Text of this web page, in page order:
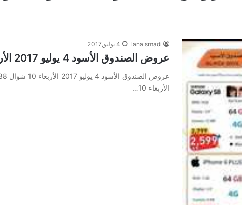
lana smadi 4 يوليو,2017
عروض الصندوق الأسود 4 يوليو 2017 الأربعاء 10 شوال 1438 توفير أكثر
الأربعاء 10…